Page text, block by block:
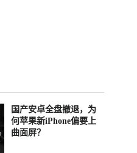
国产安卓全盘撤退，为
何苹果新iPhone偏要上
曲面屏？